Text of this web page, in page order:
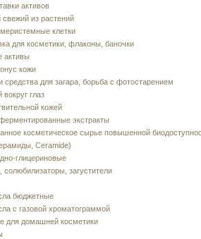
активов
из растений
клетки
для косметики, флаконы, баночки
активы
кожи
для загара, борьба с фотостарением
глаз
кожей
экстракты
косметическое сырье повышенной
Ceramide)
глицериновые
загустители
бюджетные
с газовой хроматограммой
для домашней косметики